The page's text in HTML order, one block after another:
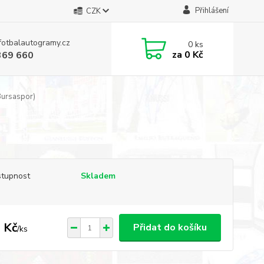
CZK Přihlášení
660
0ks
za 0 Kč
Skladem
Kč/ks Přidat do košíku